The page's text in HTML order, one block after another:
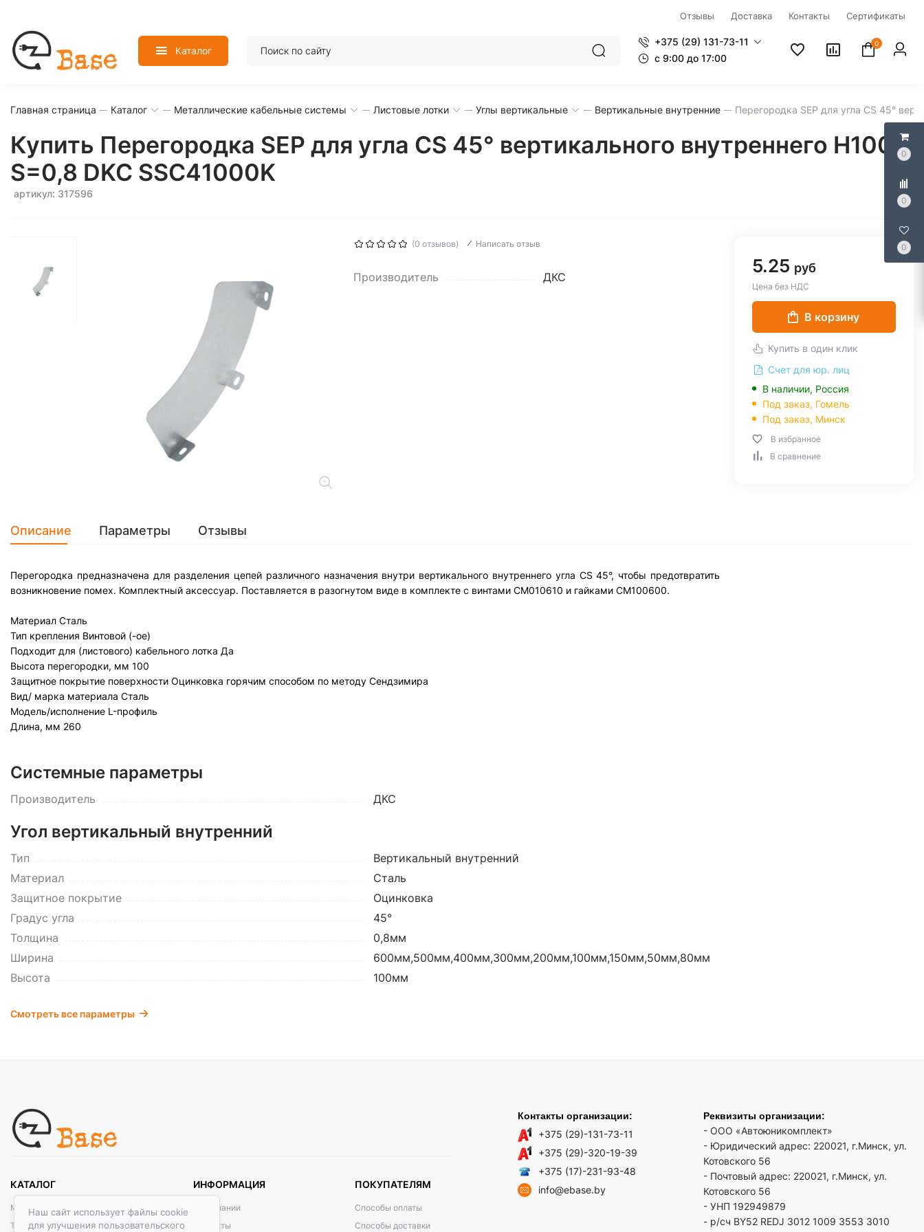
0
0
0
Наш сайт использует файлы cookie
для улучшения пользовательского
Отзывы Доставка Контакты Сертификаты
Каталог
+375 (29) 131-73-11
c 9:00 до 17:00
0
Главная страница Каталог Металлические кабельные системы Листовые лотки Углы вертикальные Вертикальные внутренние Перегородка SEP для угла CS 45°
Купить Перегородка SEP для угла CS 45° вертикального внутреннего H100
S=0,8 DKC SSC41000K
артикул: 317596
(0 отзывов) Написать отзыв
Производитель ДКС
5.25 руб
Цена без НДС
В корзину
Купить в один клик
Счет для юр. лиц
В наличии, Россия
Под заказ, Гомель
Под заказ, Минск
В избранное
В сравнение
Описание Параметры Отзывы
Перегородка предназначена для разделения цепей различного назначения внутри вертикального внутреннего угла CS 45°, чтобы предотвратить
возникновение помех. Комплектный аксессуар. Поставляется в разогнутом виде в комплекте с винтами CM010610 и гайками CM100600.
Материал Сталь
Тип крепления Винтовой (-ое)
Подходит для (листового) кабельного лотка Да
Высота перегородки, мм 100
Защитное покрытие поверхности Оцинковка горячим способом по методу Сендзимира
Вид/ марка материала Сталь
Модель/исполнение L-профиль
Длина, мм 260
Системные параметры
Производитель ДКС
Угол вертикальный внутренний
Тип
Вертикальный внутренний
Материал
Сталь
Защитное покрытие
Оцинковка
Градус угла
45°
Толщина
0,8мм
Ширина
600мм,500мм,400мм,300мм,200мм,100мм,150мм,50мм,80мм
Высота
100мм
Смотреть все параметры
КАТАЛОГ
Металлические кабельные системы
Трубы электротехнические
ИНФОРМАЦИЯ
О компании
Контакты
ПОКУПАТЕЛЯМ
Способы оплаты
Способы доставки
Контакты организации:
+375 (29)-131-73-11
+375 (29)-320-19-39
+375 (17)-231-93-48
info@ebase.by
Реквизиты организации:
- ООО «Автоюникомплект»
- Юридический адрес: 220021, г.Минск, ул.
Котовского 56
- Почтовый адрес: 220021, г.Минск, ул.
Котовского 56
- УНП 192949879
- р/сч BY52 REDJ 3012 1009 3553 3010